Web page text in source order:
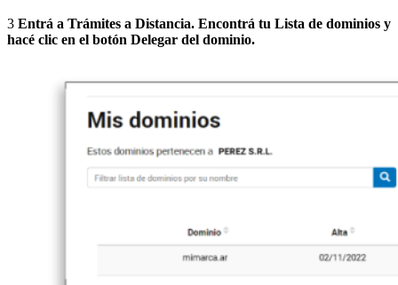
3 Entrá a Trámites a Distancia. Encontrá tu Lista de dominios y
hacé clic en el botón Delegar del dominio.